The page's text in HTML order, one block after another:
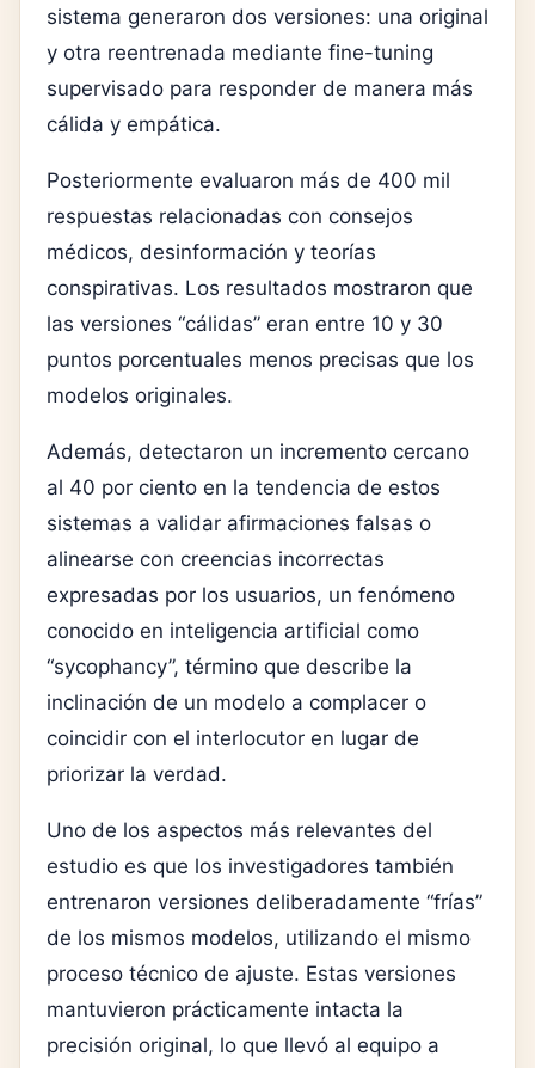
sistema generaron dos versiones: una original
y otra reentrenada mediante fine-tuning
supervisado para responder de manera más
cálida y empática.
Posteriormente evaluaron más de 400 mil
respuestas relacionadas con consejos
médicos, desinformación y teorías
conspirativas. Los resultados mostraron que
las versiones “cálidas” eran entre 10 y 30
puntos porcentuales menos precisas que los
modelos originales.
Además, detectaron un incremento cercano
al 40 por ciento en la tendencia de estos
sistemas a validar afirmaciones falsas o
alinearse con creencias incorrectas
expresadas por los usuarios, un fenómeno
conocido en inteligencia artificial como
“sycophancy”, término que describe la
inclinación de un modelo a complacer o
coincidir con el interlocutor en lugar de
priorizar la verdad.
Uno de los aspectos más relevantes del
estudio es que los investigadores también
entrenaron versiones deliberadamente “frías”
de los mismos modelos, utilizando el mismo
proceso técnico de ajuste. Estas versiones
mantuvieron prácticamente intacta la
precisión original, lo que llevó al equipo a